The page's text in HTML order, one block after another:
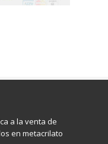
a la venta de
en metacrilato